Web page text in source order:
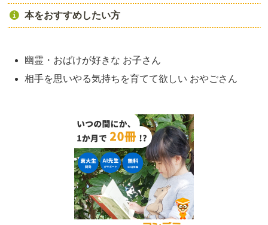
本をおすすめしたい方
幽霊・おばけが好きな お子さん
相手を思いやる気持ちを育てて欲しい おやごさん